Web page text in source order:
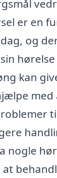
er en
og
kan
nogle